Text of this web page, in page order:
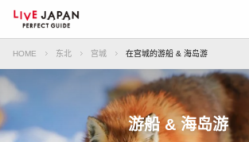
HOME 东北 宫城 在宫城的游船 & 海岛游
游船 & 海岛游